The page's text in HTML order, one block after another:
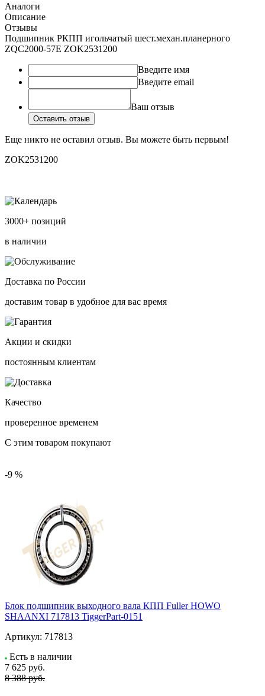
Аналоги
Описание
Отзывы
Подшипник РКПП игольчатый шест.механ.планерного
ZQC2000-57E ZOK2531200
Введите имя
Введите email
Ваш отзыв
Оставить отзыв
Еще никто не оставил отзыв. Вы можете быть первым!
ZOK2531200
3000+ позиций
в наличии
Доставка по России
доставим товар в удобное для вас время
Акции и скидки
постоянным клиентам
Качество
проверенное временем
С этим товаром покупают
-9 %
Блок подшипник выходного вала КПП Fuller HOWO
SHAANXI 717813 TiggerPart-0151
Артикул: 717813
Есть в наличии
7 625 руб.
8 388 руб.